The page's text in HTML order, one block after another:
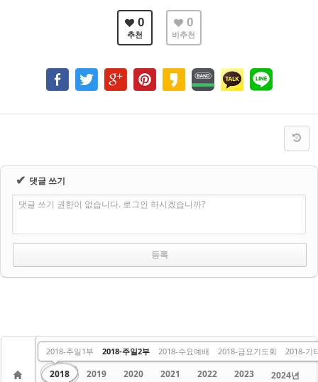
0
추천
0
비추천
✔ 댓글 쓰기
댓글 쓰기 권한이 없습니다. 로그인 하시겠습니까?
2012 2013 2014 2015 2016
2017
2018
2018-주일1부 2018-주일2부 2018-수요예배 2018-금요기도회 2018-기
2019 2020 2021 2022 2023
2024년